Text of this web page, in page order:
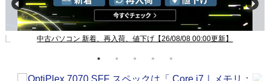
中古パソコン 新着、再入荷、値下げ【26/08/08 00:00更新】